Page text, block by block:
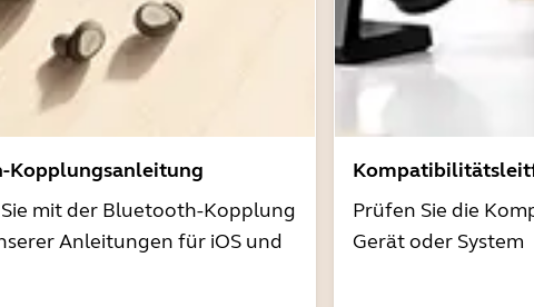
Kopplungsanleitung
mit der Bluetooth-Kopplung
Anleitungen für iOS und
Prüfen Sie die
Gerät oder System